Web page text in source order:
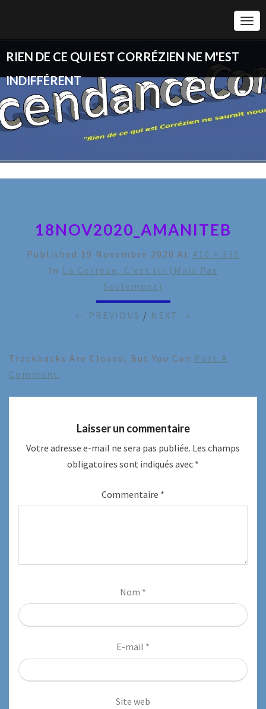
RIEN DE CE QUI EST CORRÉZIEN NE M'EST
INDIFFÉRENT
18NOV2020_AMANITEB
Published 19 Novembre 2020 At 410 × 335
In La Corrèze, C’est Ici (mais Pas
Seulement)
← PREVIOUS / NEXT →
Trackbacks Are Closed, But You Can Post A
Comment .
Laisser un commentaire
Votre adresse e-mail ne sera pas publiée. Les champs
obligatoires sont indiqués avec *
Commentaire *
Nom *
E-mail *
Site web